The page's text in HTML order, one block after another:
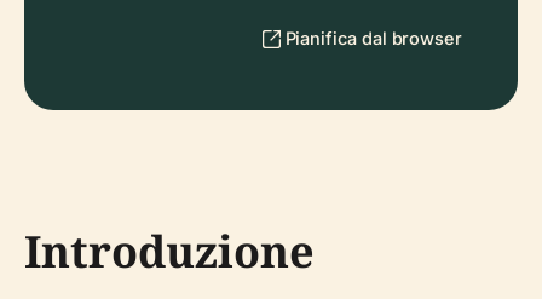
Pianifica dal browser
Introduzione